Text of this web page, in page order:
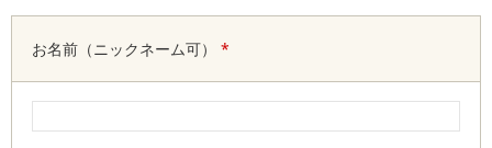
お名前（ニックネーム可） *